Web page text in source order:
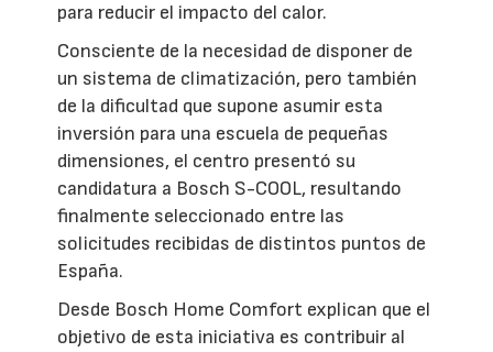
para reducir el impacto del calor.
Consciente de la necesidad de disponer de
un sistema de climatización, pero también
de la dificultad que supone asumir esta
inversión para una escuela de pequeñas
dimensiones, el centro presentó su
candidatura a Bosch S-COOL, resultando
finalmente seleccionado entre las
solicitudes recibidas de distintos puntos de
España.
Desde Bosch Home Comfort explican que el
objetivo de esta iniciativa es contribuir al